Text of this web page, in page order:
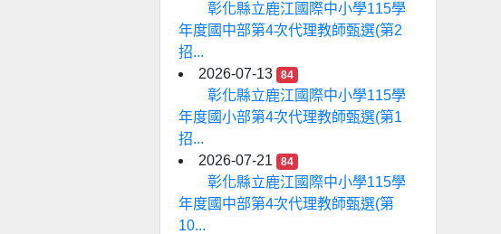
彰化縣立鹿江國際中小學115學
年度國中部第4次代理教師甄選(第2
招...
2026-07-13
84
彰化縣立鹿江國際中小學115學
年度國小部第4次代理教師甄選(第1
招...
2026-07-21
84
彰化縣立鹿江國際中小學115學
年度國中部第4次代理教師甄選(第
10...